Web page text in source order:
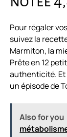
Pour régaler
suivez la
Marmiton, la
Prête en 12
authenticité. Et
un épisode de
Also for you